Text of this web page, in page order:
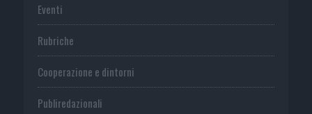
Eventi
Rubriche
Cooperazione e dintorni
Publiredazionali